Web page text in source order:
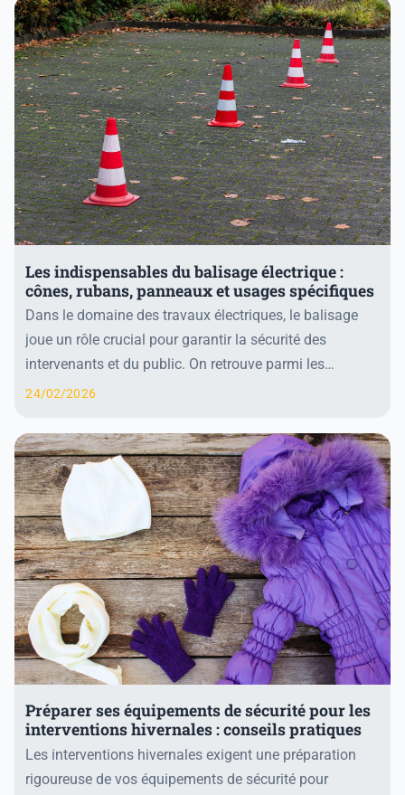
Les indispensables du balisage électrique :
cônes, rubans, panneaux et usages spécifiques
Dans le domaine des travaux électriques, le balisage
joue un rôle crucial pour garantir la sécurité des
intervenants et du public. On retrouve parmi les
indispensables les cônes de signalisation, adap...
24/02/2026
Préparer ses équipements de sécurité pour les
interventions hivernales : conseils pratiques
Les interventions hivernales exigent une préparation
rigoureuse de vos équipements de sécurité pour